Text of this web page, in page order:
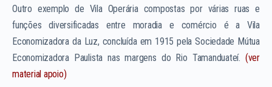
Outro exemplo de Vila Operária compostas por várias ruas e
funções diversificadas entre moradia e comércio é a Vila
Economizadora da Luz, concluída em 1915 pela Sociedade Mútua
Economizadora Paulista nas margens do Rio Tamanduateí. (ver
material apoio)